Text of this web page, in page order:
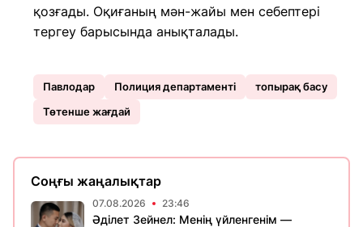
қозғады. Оқиғаның мән-жайы мен себептері
тергеу барысында анықталады.
Павлодар Полиция департаменті
топырақ басу
Төтенше жағдай
Соңғы жаңалықтар
07.08.2026 23:46
Әділет Зейнел: Менің үйленгенім —